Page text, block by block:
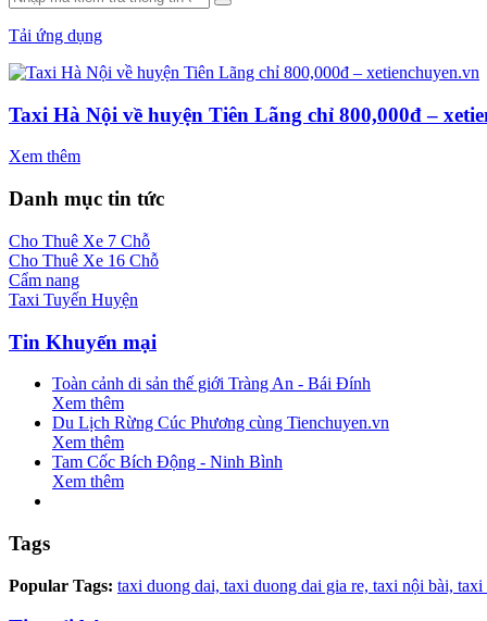
Tải ứng dụng
Taxi Hà Nội về huyện Tiên Lãng chỉ 800,000đ –
Xem thêm
Danh mục tin tức
Cho Thuê Xe 7 Chỗ
Cho Thuê Xe 16 Chỗ
Cẩm nang
Taxi Tuyến Huyện
Tin Khuyến mại
Toàn cảnh di sản thế giới Tràng An - Bái Đính
Xem thêm
Du Lịch Rừng Cúc Phương cùng Tienchuyen.vn
Xem thêm
Tam Cốc Bích Động - Ninh Bình
Xem thêm
Tags
Popular Tags: taxi duong dai, taxi duong dai gia re, taxi nội bài, taxi